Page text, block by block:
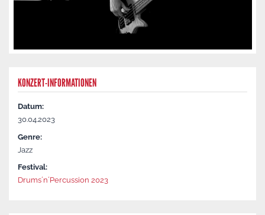
KONZERT-INFORMATIONEN
Datum:
30.04.2023
Genre:
Jazz
Festival:
Drums´n´Percussion 2023